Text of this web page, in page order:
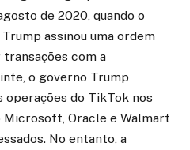
de 2020, quando o
assinou uma ordem
com a
o governo Trump
operações do TikTok nos
Microsoft, Oracle e Walmart
No entanto, a